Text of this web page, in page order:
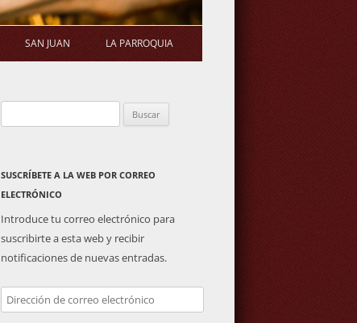
GENERAL
SAN JUAN
PLAZA DE TOROS
LA PARROQUIA
ACTIVIDADES PARROQUIALES
SUSCRÍBETE A LA WEB POR CORREO
ELECTRÓNICO
Introduce tu correo electrónico para
suscribirte a esta web y recibir
notificaciones de nuevas entradas.
Dirección
de